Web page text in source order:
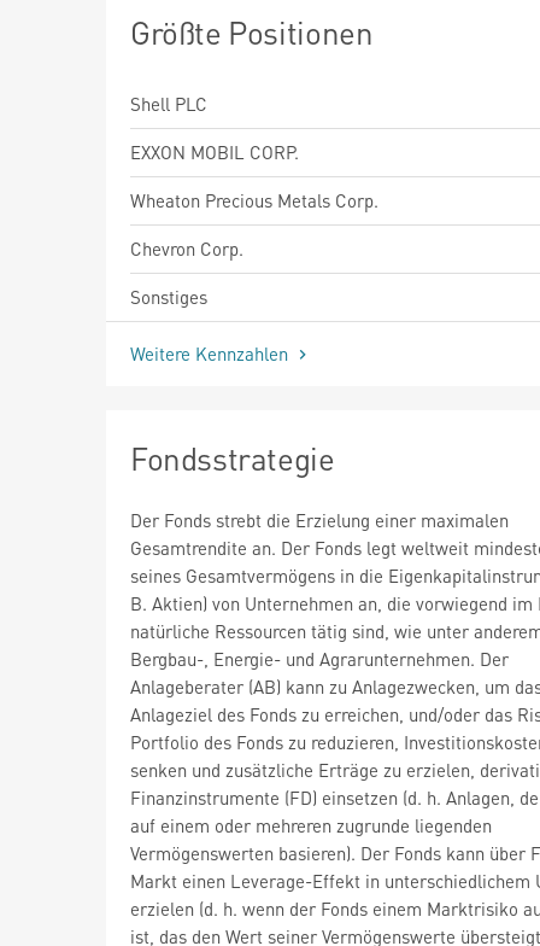
Größte Positionen
Shell PLC
EXXON MOBIL CORP.
Wheaton Precious Metals Corp.
Chevron Corp.
Sonstiges
Weitere Kennzahlen
Fondsstrategie
Der Fonds strebt die Erzielung einer maximalen
Gesamtrendite an. Der Fonds legt weltweit
seines Gesamtvermögens in die
B. Aktien) von Unternehmen an, die vorwiegend im
natürliche Ressourcen tätig sind, wie unter
Bergbau-, Energie- und Agrarunternehmen. Der
Anlageberater (AB) kann zu Anlagezwecken, um
Anlageziel des Fonds zu erreichen, und/oder das
Portfolio des Fonds zu reduzieren,
senken und zusätzliche Erträge zu erzielen,
Finanzinstrumente (FD) einsetzen (d. h. Anlagen,
auf einem oder mehreren zugrunde liegenden
Vermögenswerten basieren). Der Fonds kann über
Markt einen Leverage-Effekt in unterschiedlichem
erzielen (d. h. wenn der Fonds einem Marktrisiko
ist, das den Wert seiner Vermögenswerte